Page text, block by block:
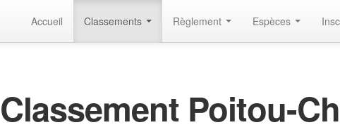
Accueil Classements Règlement Espèces
Classement Poitou-